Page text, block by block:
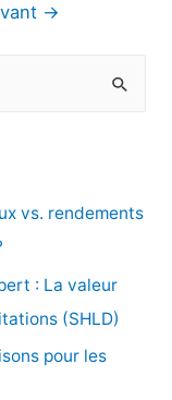
→
vs. rendements
: La valeur
(SHLD)
pour les